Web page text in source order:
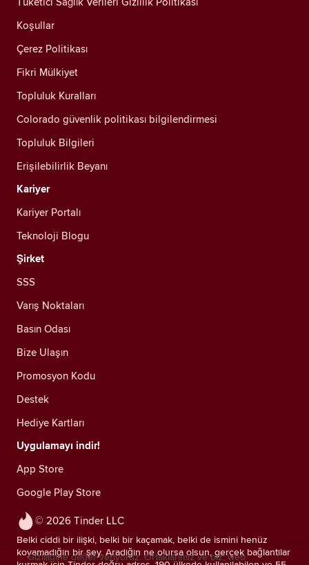
© 2026 Tinder LLC
Belki ciddi bir ilişki, belki bir kaçamak, belki de ismini henüz
koyamadığın bir şey. Aradığın ne olursa olsun, gerçek bağlantılar
Koşullar
Çerez Politikası
Fikri Mülkiyet
Topluluk Kuralları
Colorado güvenlik politikası bilgilendirmesi
Topluluk Bilgileri
Erişilebilirlik Beyanı
Kariyer
Kariyer Portalı
Teknoloji Blogu
Şirket
SSS
Varış Noktaları
Basın Odası
Bize Ulaşın
Promosyon Kodu
Destek
Hediye Kartları
Uygulamayı indir!
App Store
Google Play Store
Gizliliğine değer veriyoruz. Ortaklarımız ve biz; web